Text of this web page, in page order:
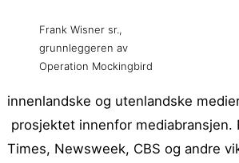
Frank Wisner sr.,
grunnleggeren av
Operation Mockingbird
innenlandske og utenlandske
prosjektet innenfor mediabransjen.
Times, Newsweek, CBS og andre